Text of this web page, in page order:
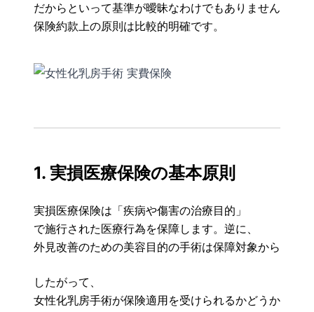
だからといって基準が曖昧なわけでもありません。
保険約款上の原則は比較的明確です。
1. 実損医療保険の基本原則
実損医療保険は「疾病や傷害の治療目的」
で施行された医療行為を保障します。逆に、
外見改善のための美容目的の手術は保障対象から除外
したがって、
女性化乳房手術が保険適用を受けられるかどうかは、